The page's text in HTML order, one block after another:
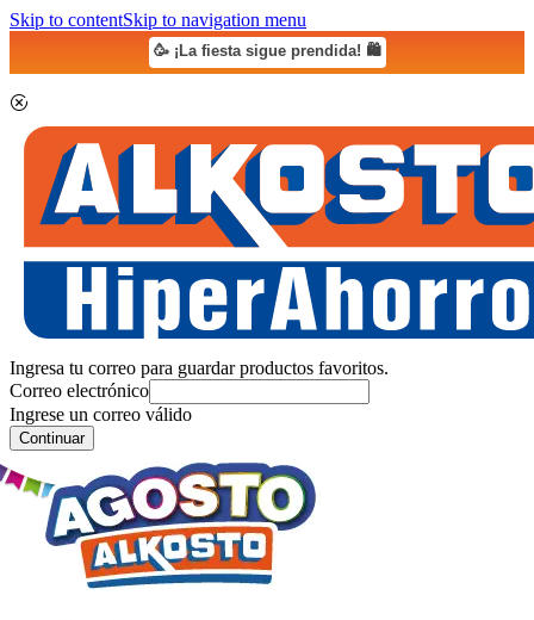
Skip to contentSkip to navigation menu
🥳 ¡La fiesta sigue prendida! 🛍️
Ingresa tu correo para guardar productos favoritos.
Correo electrónico
Ingrese un correo válido
Continuar